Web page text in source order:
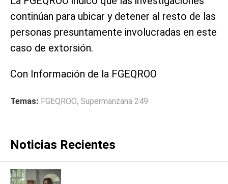
continúan para ubicar y detener al resto de las
personas presuntamente involucradas en este
caso de extorsión.
Con Información de la FGEQROO
Temas: FGEQROO, Supermanzana 249
Noticias Recientes